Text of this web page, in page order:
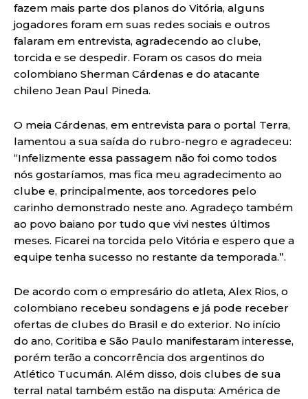
fazem mais parte dos planos do Vitória, alguns
jogadores foram em suas redes sociais e outros
falaram em entrevista, agradecendo ao clube,
torcida e se despedir. Foram os casos do meia
colombiano Sherman Cárdenas e do atacante
chileno Jean Paul Pineda.
O meia Cárdenas, em entrevista para o portal Terra,
lamentou a sua saída do rubro-negro e agradeceu:
“Infelizmente essa passagem não foi como todos
nós gostaríamos, mas fica meu agradecimento ao
clube e, principalmente, aos torcedores pelo
carinho demonstrado neste ano. Agradeço também
ao povo baiano por tudo que vivi nestes últimos
meses. Ficarei na torcida pelo Vitória e espero que a
equipe tenha sucesso no restante da temporada.”.
De acordo com o empresário do atleta, Alex Rios, o
colombiano recebeu sondagens e já pode receber
ofertas de clubes do Brasil e do exterior. No início
do ano, Coritiba e São Paulo manifestaram interesse,
porém terão a concorrência dos argentinos do
Atlético Tucumán. Além disso, dois clubes de sua
terral natal também estão na disputa: América de